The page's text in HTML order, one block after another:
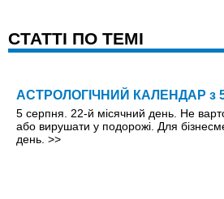
CТАТТІ ПО ТЕМІ
АСТРОЛОГІЧНИЙ КАЛЕНДАР з 5
5 серпня. 22-й місячний день. Не
або вирушати у подорожі. Для
день. >>